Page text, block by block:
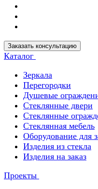
Заказать консультацию
Каталог
Зеркала
Перегородки
Душевые
Стеклянные двери
Стеклянные
Стеклянная мебель
Оборудование для
Изделия из стекла
Изделия на заказ
Проекты